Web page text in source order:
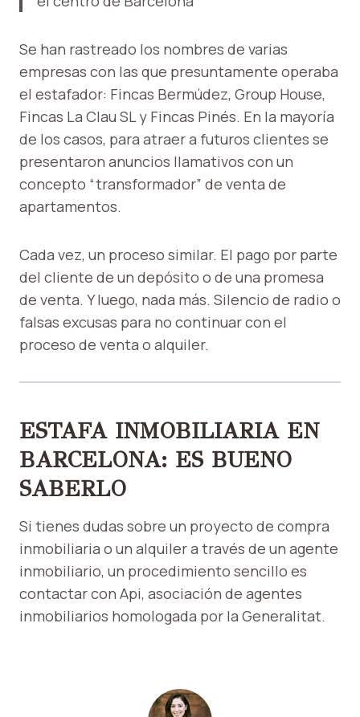
Se han rastreado los nombres de varias
empresas con las que presuntamente operaba
el estafador: Fincas Bermúdez, Group House,
Fincas La Clau SL y Fincas Pinés. En la mayoría
de los casos, para atraer a futuros clientes se
presentaron anuncios llamativos con un
concepto “transformador” de venta de
apartamentos.
Cada vez, un proceso similar. El pago por parte
del cliente de un depósito o de una promesa
de venta. Y luego, nada más. Silencio de radio o
falsas excusas para no continuar con el
proceso de venta o alquiler.
ESTAFA INMOBILIARIA EN
BARCELONA: ES BUENO
SABERLO
Si tienes dudas sobre un proyecto de compra
inmobiliaria o un alquiler a través de un agente
inmobiliario, un procedimiento sencillo es
contactar con Api, asociación de agentes
inmobiliarios homologada por la Generalitat.